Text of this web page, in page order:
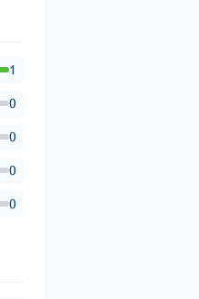
1
0
0
0
0